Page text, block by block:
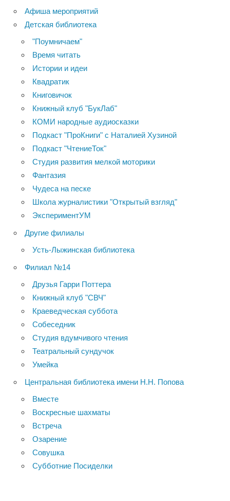
Афиша мероприятий
Детская библиотека
"Поумничаем"
Время читать
Истории и идеи
Квадратик
Книговичок
Книжный клуб "БукЛаб"
КОМИ народные аудиосказки
Подкаст "ПроКниги" с Наталией Хузиной
Подкаст "ЧтениеТок"
Студия развития мелкой моторики
Фантазия
Чудеса на песке
Школа журналистики "Открытый взгляд"
ЭкспериментУМ
Другие филиалы
Усть-Лыжинская библиотека
Филиал №14
Друзья Гарри Поттера
Книжный клуб "СВЧ"
Краеведческая суббота
Собеседник
Студия вдумчивого чтения
Театральный сундучок
Умейка
Центральная библиотека имени Н.Н. Попова
Вместе
Воскресные шахматы
Встреча
Озарение
Совушка
Субботние Посиделки